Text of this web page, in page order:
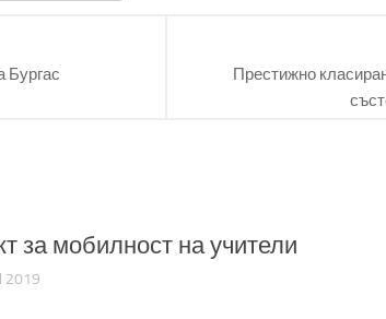
Престижно
Бургас
за мобилност на учители